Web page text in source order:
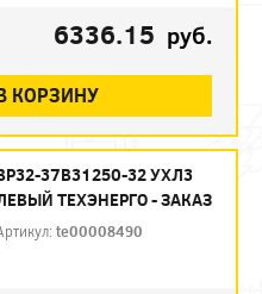
6336.15 руб.
КОРЗИНУ
37В31250-32 УХЛ3
ТЕХЭНЕРГО - ЗАКАЗ
te00008490